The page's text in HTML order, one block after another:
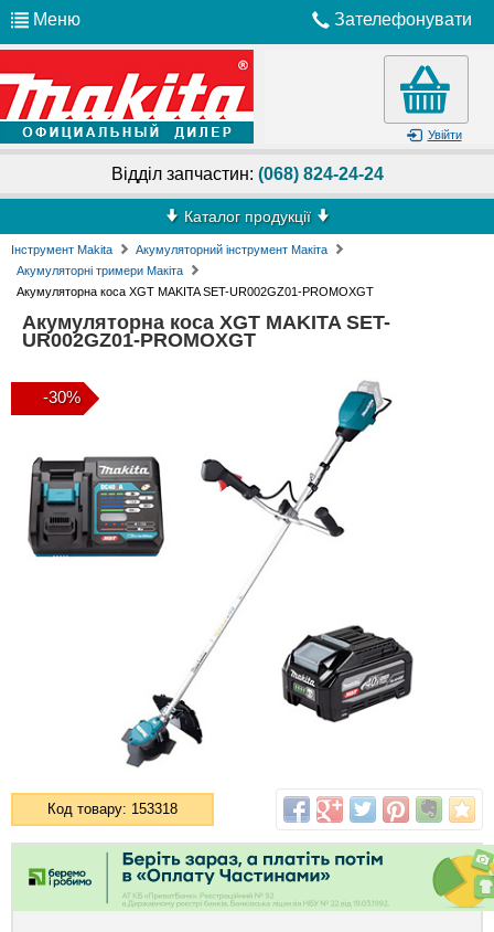
Меню Зателефонувати
Увійти
Відділ запчастин: (068) 824-24-24
Каталог продукції
Інструмент Makita
Акумуляторний інструмент Макіта
Акумуляторні тримери Макіта
Акумуляторна коса XGT MAKITA SET-UR002GZ01-PROMOXGT
Акумуляторна коса XGT MAKITA SET-
UR002GZ01-PROMOXGT
-30%
Код товару: 153318